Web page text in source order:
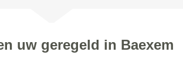
uw geregeld in Baexem